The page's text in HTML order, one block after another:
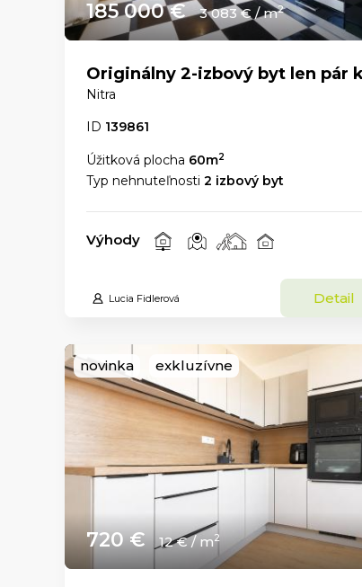
185 000 € 3 083 € / m2
Originálny 2-izbový byt len pár krokov od Nitrianskeho
Nitra
ID 139861
Úžitková plocha 60m2
Typ nehnuteľnosti 2 izbový byt
Výhody
Lucia Fidlerová Detail
novinka exkluzívne
720 € 12 € / m2